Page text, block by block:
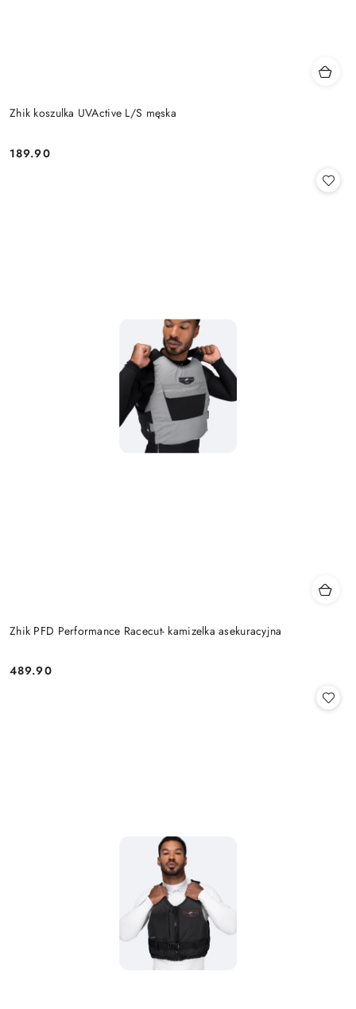
Zhik koszulka UVActive L/S męska
Cena:
189.90
Zhik PFD Performance Racecut- kamizelka asekuracyjna
Cena:
489.90